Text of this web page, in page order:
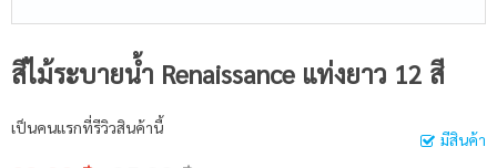
สีไม้ระบายน้ำ Renaissance แท่งยาว 12 สี
มีสินค้า
เป็นคนแรกที่รีวิวสินค้านี้